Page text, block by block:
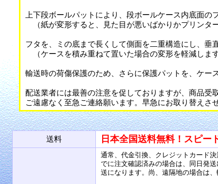
上下段ボールパットにより、段ボールケース内底面
（紙が変形すると、見た目が悪いばかりかプリンタ
フタを、ミの底まで長くして側面を二重構造にし、垂
（ケースを積み重ねて置いた場合の変形を軽減しま
輸送時の荷傷保護のため、さらに保護パットを、ケー
配送業者には最善の注意を促しておりますが、商品受
ご遠慮なく至急ご連絡願います。早急にお取り替えさ
送料 日本全国送料無料！スピ
通常、代金引換、クレジットカード
でに注文確認済みの場合は、同日発
送になります。尚、遠隔地の場合は